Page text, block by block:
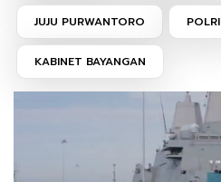
JUJU PURWANTORO POLRI
KABINET BAYANGAN